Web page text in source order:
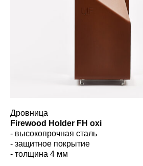
Дровница
Firewood Holder FH oxi
- высокопрочная сталь
- защитное покрытие
- толщина 4 мм